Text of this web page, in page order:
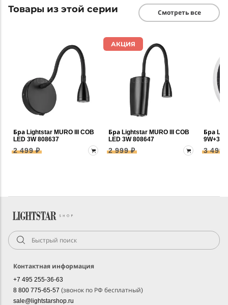
Товары из этой серии Смотреть все
Бра Lightstar MURO III COB
LED 3W 808637
2 499 ₽
АКЦИЯ
Бра Lightstar MURO III COB
LED 3W 808647
2 999 ₽
Бра
9W+3W
3 499
Контактная информация
+7 495 255-36-63
8 800 775-65-57 (звонок по РФ бесплатный)
sale@lightstarshop.ru